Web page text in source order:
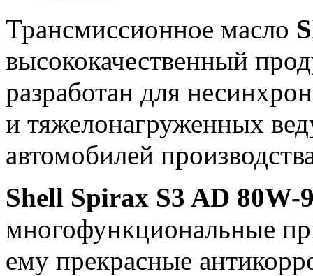
Трансмиссионное масло
высококачественный
разработан для
и тяжелонагруженных
автомобилей
Shell Spirax S3 AD 80W-
многофункциональные
ему прекрасные